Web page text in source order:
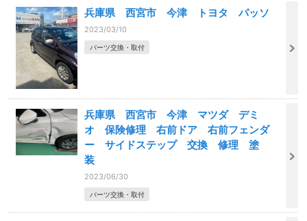
兵庫県 西宮市 今津 トヨタ パッソ
2023/03/10
パーツ交換・取付
兵庫県 西宮市 今津 マツダ デミ
オ 保険修理 右前ドア 右前フェンダ
ー サイドステップ 交換 修理 塗
装
2023/06/30
パーツ交換・取付